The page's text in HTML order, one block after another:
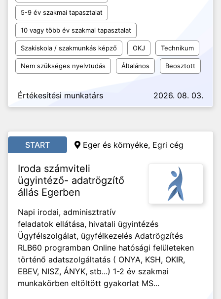
5-9 év szakmai tapasztalat
10 vagy több év szakmai tapasztalat
Szakiskola / szakmunkás képző OKJ Technikum
Nem szükséges nyelvtudás Általános Beosztott
Értékesítési munkatárs 2026. 08. 03.
START Eger és környéke, Egri cég
Iroda számviteli
ügyintéző- adatrögzítő
állás Egerben
Napi irodai, adminisztratív
feladatok ellátása, hivatali ügyintézés
Ügyfélszolgálat, ügyfélkezelés Adatrögzítés
RLB60 programban Online hatósági felületeken
történő adatszolgáltatás ( ONYA, KSH, OKIR,
EBEV, NISZ, ÁNYK, stb...) 1-2 év szakmai
munkakörben eltöltött gyakorlat MS...